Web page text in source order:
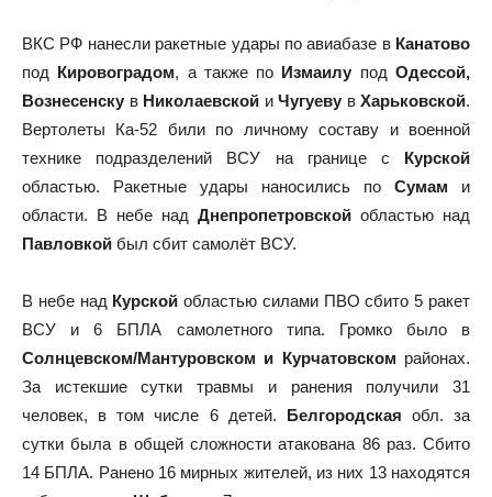
ВКС РФ нанесли ракетные удары по авиабазе в Канатово
под Кировоградом, а также по Измаилу подОдессой,
Вознесенску в Николаевской и Чугуеву в Харьковской.
Вертолеты Ка-52 били по личному составу и военной
технике подразделений ВСУ на границе с Курской
областью. Ракетные удары наносились по Сумам и
области. В небе над Днепропетровской областью над
Павловкой был сбит самолёт ВСУ.
В небе над Курской областью силами ПВО сбито 5 ракет
ВСУ и 6 БПЛА самолетного типа. Громко было в
Солнцевском/Мантуровском и Курчатовском районах.
За истекшие сутки травмы и ранения получили 31
человек, в том числе 6 детей. Белгородская обл. за
сутки была в общей сложности атакована 86 раз. Сбито
14 БПЛА. Ранено 16 мирных жителей, из них 13 находятся